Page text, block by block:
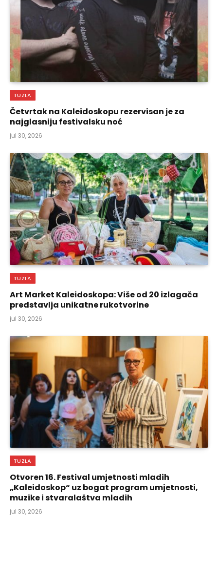
TUZLA
Četvrtak na Kaleidoskopu rezervisan je za
najglasniju festivalsku noć
jul 30, 2026
TUZLA
Art Market Kaleidoskopa: Više od 20 izlagača
predstavlja unikatne rukotvorine
jul 30, 2026
TUZLA
Otvoren 16. Festival umjetnosti mladih
„Kaleidoskop“ uz bogat program umjetnosti,
muzike i stvaralaštva mladih
jul 30, 2026